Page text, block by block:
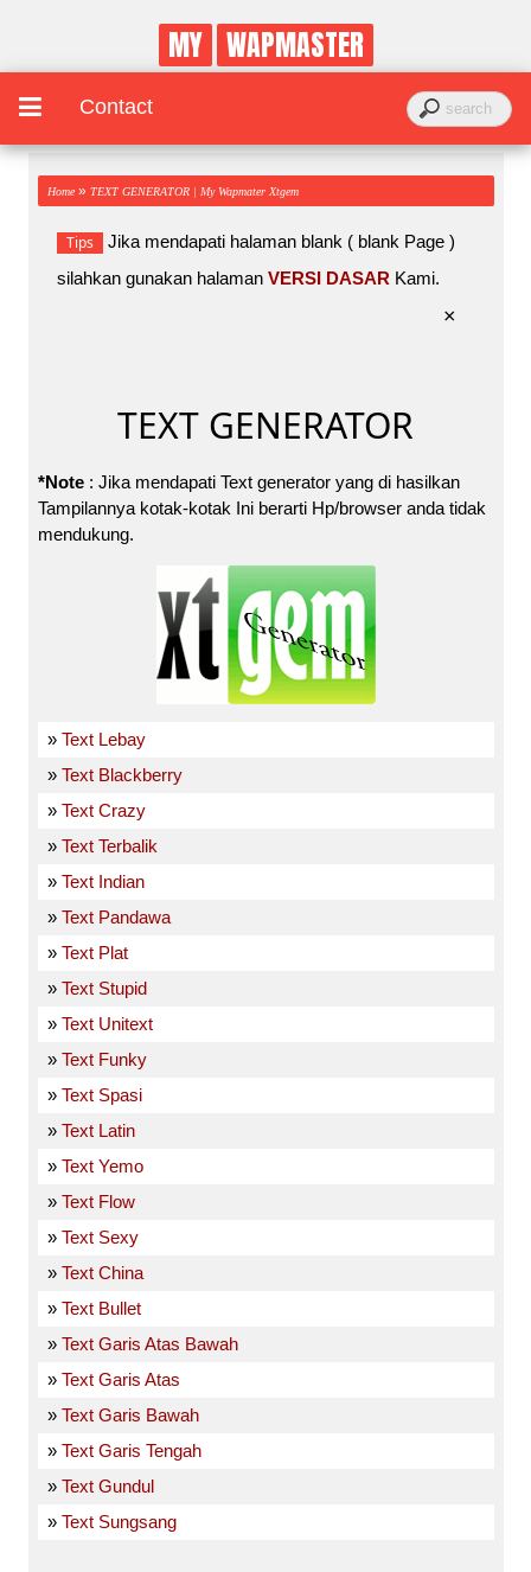
MY WAPMASTER
Contact
Home » TEXT GENERATOR | My Wapmater Xtgem
Tips
Jika mendapati halaman blank ( blank Page )
silahkan gunakan halaman VERSI DASAR Kami.
×
TEXT GENERATOR
*Note: Jika mendapati Text generator yang di hasilkan
Tampilannya kotak-kotak Ini berarti Hp/browser anda tidak
mendukung.
» Text Lebay
» Text Blackberry
» Text Crazy
» Text Terbalik
» Text Indian
» Text Pandawa
» Text Plat
» Text Stupid
» Text Unitext
» Text Funky
» Text Spasi
» Text Latin
» Text Yemo
» Text Flow
» Text Sexy
» Text China
» Text Bullet
» Text Garis Atas Bawah
» Text Garis Atas
» Text Garis Bawah
» Text Garis Tengah
» Text Gundul
» Text Sungsang